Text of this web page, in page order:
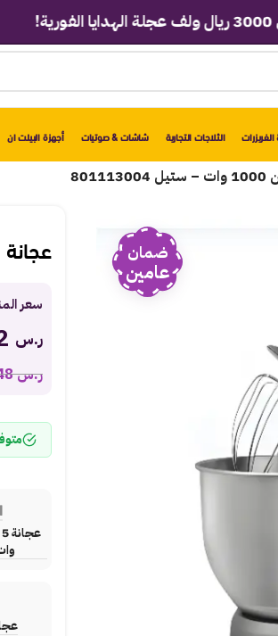
الثلاجات التجارية شاشات & صوتيات أجهزة البيلت ان
ضمان
عامين
عجانة 5 لتر كولن 1000 وات – ستيل 801113004
سعر
ر.س
ر.س348